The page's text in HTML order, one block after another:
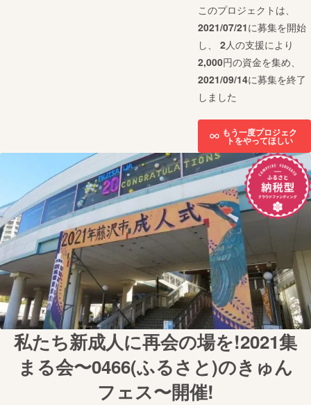
このプロジェクトは、
2021/07/21に募集を開始
し、 2人の支援により
2,000円の資金を集め、
2021/09/14に募集を終了
しました
もう一度プロジェク
トをやってほしい
私たち新成人に再会の場を!2021集
まる会〜0466(ふるさと)のきゅん
フェス〜開催!